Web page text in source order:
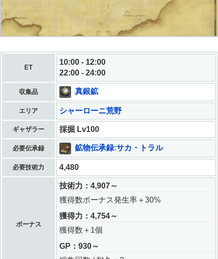
ET
10:00 - 12:00
22:00 - 24:00
収集品 真銀鉱
エリア シャーローニ荒野
ギャザラー 採掘 Lv100
必要伝承録 鉱物伝承録:サカ・トラル
必要技術力 4,480
ボーナス
技術力：4,907～
獲得数ボーナス発生率＋30%
獲得力：4,754～
獲得数＋1個
GP：930～